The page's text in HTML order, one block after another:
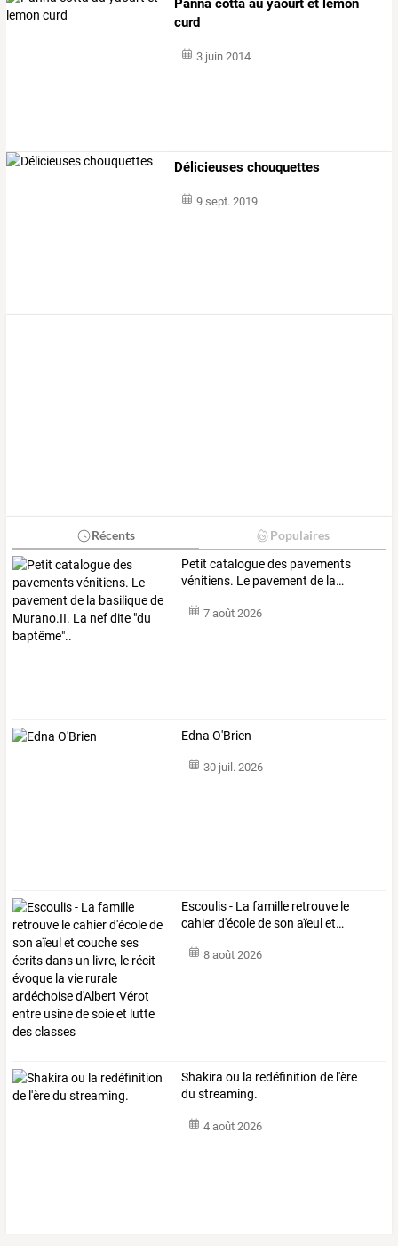
Panna cotta au yaourt et lemon
curd
3 juin 2014
Délicieuses chouquettes
9 sept. 2019
Récents Populaires
Petit cataloguedes pavements
vénitiens. Le pavement de la…
7 août 2026
Edna O'Brien
30 juil. 2026
Escoulis- La famille retrouve le
cahierd'écoledeson aïeul et…
8 août 2026
Shakira ou la redéfinition de l'ère
du streaming.
4 août 2026